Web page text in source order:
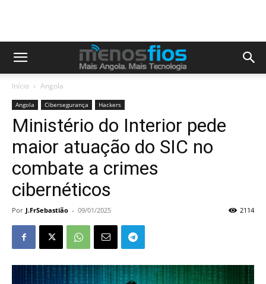
Início Angola
Angola Cibersegurança Hackers
Ministério do Interior pede
maior atuação do SIC no
combate a crimes
cibernéticos
Por J.FrSebastião - 09/01/2025 2114